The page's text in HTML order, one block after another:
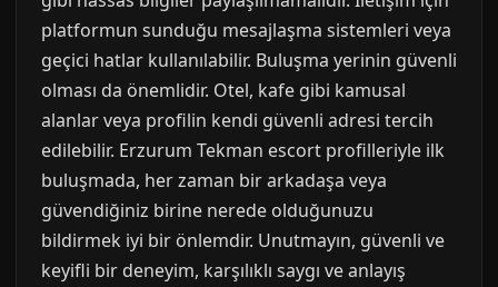
platformun sunduğu mesajlaşma sistemleri veya
geçici hatlar kullanılabilir. Buluşma yerinin güvenli
olması da önemlidir. Otel, kafe gibi kamusal
alanlar veya profilin kendi güvenli adresi tercih
edilebilir. Erzurum Tekman escort profilleriyle ilk
buluşmada, her zaman bir arkadaşa veya
güvendiğiniz birine nerede olduğunuzu
bildirmek iyi bir önlemdir. Unutmayın, güvenli ve
keyifli bir deneyim, karşılıklı saygı ve anlayış